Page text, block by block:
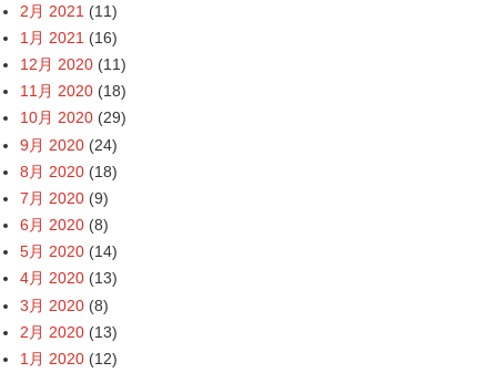
2月 2021 (11)
1月 2021 (16)
12月 2020 (11)
11月 2020 (18)
10月 2020 (29)
9月 2020 (24)
8月 2020 (18)
7月 2020 (9)
6月 2020 (8)
5月 2020 (14)
4月 2020 (13)
3月 2020 (8)
2月 2020 (13)
1月 2020 (12)